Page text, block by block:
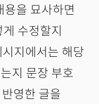
을 묘사하면
수정할지
지에서는 해당
지 문장 부호
영한 글을